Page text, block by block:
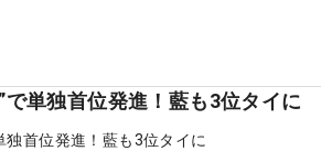
で単独首位発進！藍も3位タイに
独首位発進！藍も3位タイに